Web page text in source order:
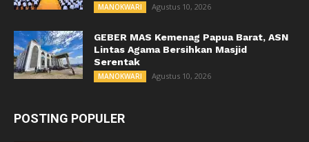
MANOKWARI Agustus 10, 2026
GEBER MAS Kemenag Papua Barat, ASN
Lintas Agama Bersihkan Masjid
Serentak
MANOKWARI Agustus 10, 2026
POSTING POPULER